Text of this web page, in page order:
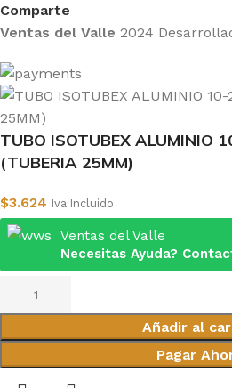
Comparte
Ventas del Valle 2024
TUBO ISOTUBEX ALUMINIO
(TUBERIA 25MM)
$3.624 Iva Incluido
Ventas del Valle
Necesitas Ayuda?
Añadir al
Pagar